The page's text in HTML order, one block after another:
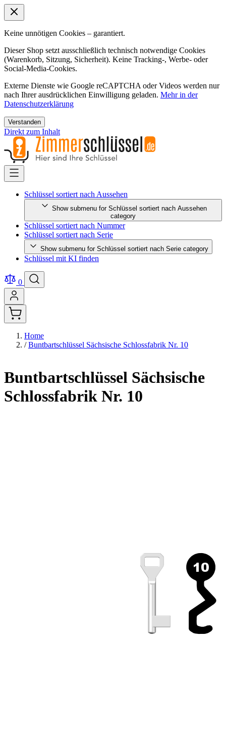
Keine unnötigen Cookies – garantiert.
Dieser Shop setzt ausschließlich technisch notwendige Cookies
(Warenkorb, Sitzung, Sicherheit). Keine Tracking-, Werbe- oder
Social-Media-Cookies.
Externe Dienste wie Google reCAPTCHA oder Videos werden nur
nach Ihrer ausdrücklichen Einwilligung geladen. Mehr in der
Datenschutzerklärung
Verstanden
Direkt zum Inhalt
Schlüssel sortiert nach Aussehen
Show submenu for Schlüssel sortiert nach Aussehen
category
Schlüssel sortiert nach Nummer
Schlüssel sortiert nach Serie
Show submenu for Schlüssel sortiert nach Serie category
Schlüssel mit KI finden
0
Home
/ Buntbartschlüssel Sächsische Schlossfabrik Nr. 10
Buntbartschlüssel Sächsische
Schlossfabrik Nr. 10